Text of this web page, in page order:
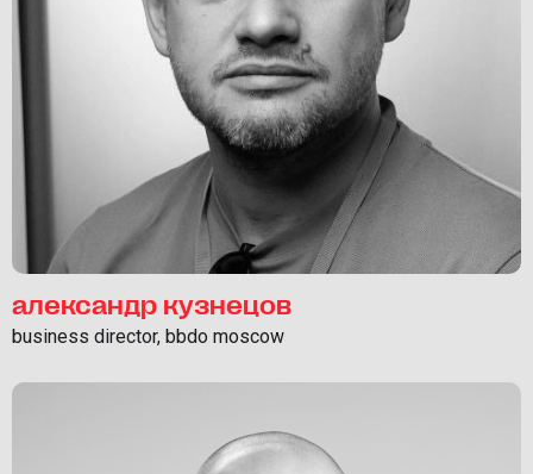
александр кузнецов
business director, bbdo moscow